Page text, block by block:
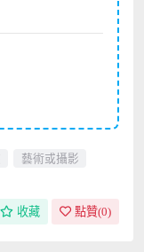
藝術或攝影
收藏 點贊(0)